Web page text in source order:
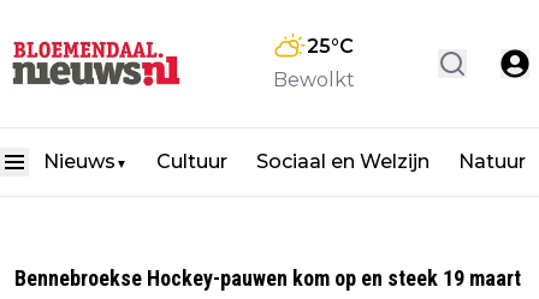
25°C
Bewolkt
Nieuws ▼ Cultuur Sociaal en Welzijn Natuur
Bennebroekse Hockey-pauwen kom op en steek 19 maart